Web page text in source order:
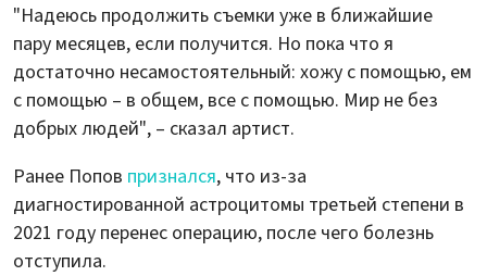
"Надеюсь продолжить съемки уже в ближайшие
пару месяцев, если получится. Но пока что я
достаточно несамостоятельный: хожу с помощью, ем
с помощью – в общем, все с помощью. Мир не без
добрых людей", – сказал артист.
Ранее Попов признался, что из-за
диагностированной астроцитомы третьей степени в
2021 году перенес операцию, после чего болезнь
отступила.